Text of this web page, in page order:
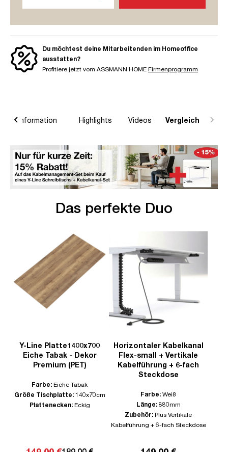
Du möchtest deine Mitarbeitenden im Homeoffice
ausstatten?
Profitiere jetzt vom ASSMANN HOME Firmenprogramm
Highlights Videos Vergleich
Das perfekte Duo
Y-Line Platte1400x700
Eiche Tabak - Dekor
Premium (PET)
Farbe: Eiche Tabak
Größe Tischplatte: 140x70cm
Plattenecken: Eckig
Horizontaler Kabelkanal
Flex-small + Vertikale
Kabelführung + 6-fach
Steckdose
Farbe: Weiß
Länge: 880mm
Zubehör: Plus Vertikale
Kabelführung + 6-fach Steckdose